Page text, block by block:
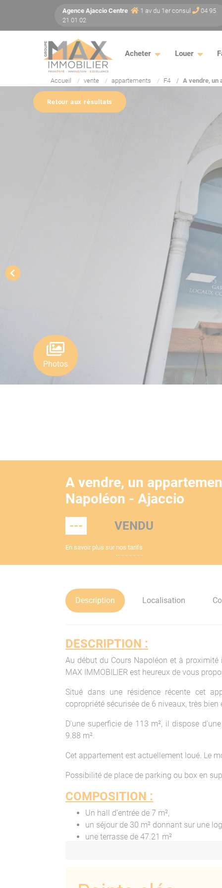
Agence Ajaccio Centre 1 av du 1er consul
04 95
21 01 02
Acheter Louer
Accueil vente appartements F4 A vendre, un
Retour aux résultats
Photos
A vendre, un
Napoléon - Ajaccio
--- VENDU
En savoir plus sur nos tarifs
Description Localisation
DESCRIPTION :
Au début du Cours Napoléon et à
MAX IMMOBILIER est heureux de vous
Situé dans une résidence récente cet
copropriété sécurisée de 6 niveaux, très bien
D'une superficie de 113 m², il dispose
9.88 m².
Cet appartement est actuellement loué. Le
Possibilité de place de parking ou box en
COMPOSITION :
Un hall d’entrée de 7 m²,
un séjour de 30 m² donnant sur une
une terrasse de 47.21 m²
une cuisine de 20 m²
Panneau de gestion des cookies